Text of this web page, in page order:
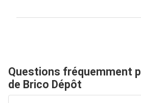
Questions fréquemment
de Brico Dépôt